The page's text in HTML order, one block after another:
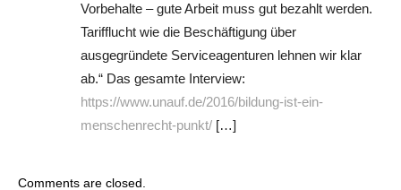
Vorbehalte – gute Arbeit muss gut bezahlt werden.
Tarifflucht wie die Beschäftigung über
ausgegründete Serviceagenturen lehnen wir klar
ab.“ Das gesamte Interview:
https://www.unauf.de/2016/bildung-ist-ein-
menschenrecht-punkt/ […]
Comments are closed.